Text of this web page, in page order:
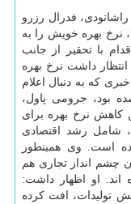
فدرال رزرو
آمریكا برای بار دوم بعد از بحران مالی ۲۰۰۸، نرخ بهره خویش را به
این اقدام با تحقیر از جانب
داشت نرخ بهره
كه به دنبال اعلام
بود، جرومی پاول،
كاهش نرخ بهره برای
شامل رشد اقتصادی
است. وی همینطور
چشم انداز تجاری هم
اند. او اظهار داشت:
تولیدات، افت كرده